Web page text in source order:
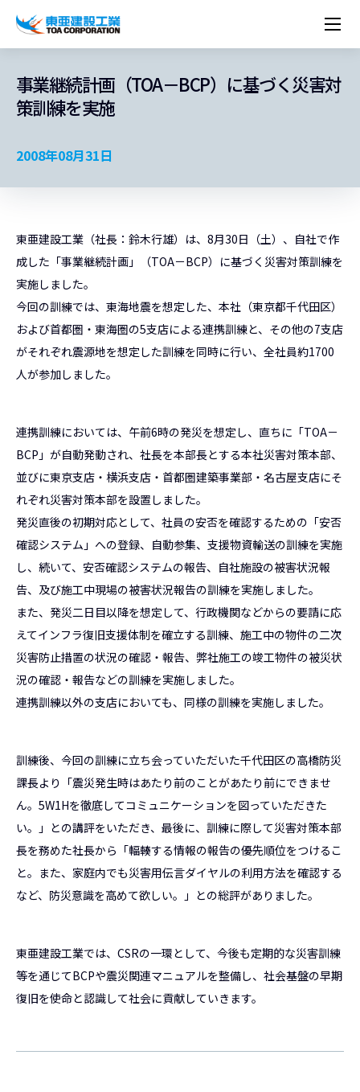
経営理念
トップメッセージ
プレスリリース
営業種目
組織図
役員一覧
コーポレートメッセージ
沿革
シンボルマーク「三羽の鶴」
関連書籍
株主・投資家情報
トップメッセージ
統合報告書
最新IR資料
株価情報
経営方針
株式・社債情報
ESGに関する外部評価
実績紹介
施設・用途別
国内から探す
現場レポート
サステナビリティ
サステナビリティ経営
重要課題とKPI
統合報告書
ESGデータ
環境マネジメント
カーボンニュートラルへの取組み
（自然関連の情報開示）
水資源
人材育成
健康経営
品質向上
パートナーシップ構築宣言
マルチステークホルダー方針
コンプライアンス
リスクマネジメント
AI活用ポリシー
知的財産基本方針
ESGに関する外部評価
ニーズから探す
建築技術一覧
技術研究開発センター
冷蔵倉庫をつくりたい
木質化計画 特別鼎談
採用情報
コーポレートメッセージ
事業継続計画（TOA－BCP）に基づく災害対
策訓練を実施
2008年08月31日
東亜建設工業（社長：鈴木行雄）は、8月30日（土）、自社で作
成した「事業継続計画」（TOA－BCP）に基づく災害対策訓練を
実施しました。
今回の訓練では、東海地震を想定した、本社（東京都千代田区）
および首都圏・東海圏の5支店による連携訓練と、その他の7支店
がそれぞれ震源地を想定した訓練を同時に行い、全社員約1700
人が参加しました。
連携訓練においては、午前6時の発災を想定し、直ちに「TOA－
BCP」が自動発動され、社長を本部長とする本社災害対策本部、
並びに東京支店・横浜支店・首都圏建築事業部・名古屋支店にそ
れぞれ災害対策本部を設置しました。
発災直後の初期対応として、社員の安否を確認するための「安否
確認システム」への登録、自動参集、支援物資輸送の訓練を実施
し、続いて、安否確認システムの報告、自社施設の被害状況報
告、及び施工中現場の被害状況報告の訓練を実施しました。
また、発災二日目以降を想定して、行政機関などからの要請に応
えてインフラ復旧支援体制を確立する訓練、施工中の物件の二次
災害防止措置の状況の確認・報告、弊社施工の竣工物件の被災状
況の確認・報告などの訓練を実施しました。
連携訓練以外の支店においても、同様の訓練を実施しました。
訓練後、今回の訓練に立ち会っていただいた千代田区の高橋防災
課長より「震災発生時はあたり前のことがあたり前にできませ
ん。5W1Hを徹底してコミュニケーションを図っていただきた
い。」との講評をいただき、最後に、訓練に際して災害対策本部
長を務めた社長から「輻輳する情報の報告の優先順位をつけるこ
と。また、家庭内でも災害用伝言ダイヤルの利用方法を確認する
など、防災意識を高めて欲しい。」との総評がありました。
東亜建設工業では、CSRの一環として、今後も定期的な災害訓練
等を通じてBCPや震災関連マニュアルを整備し、社会基盤の早期
復旧を使命と認識して社会に貢献していきます。